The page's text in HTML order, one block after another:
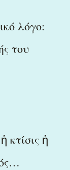
λόγο:
του
κτίσις ἡ